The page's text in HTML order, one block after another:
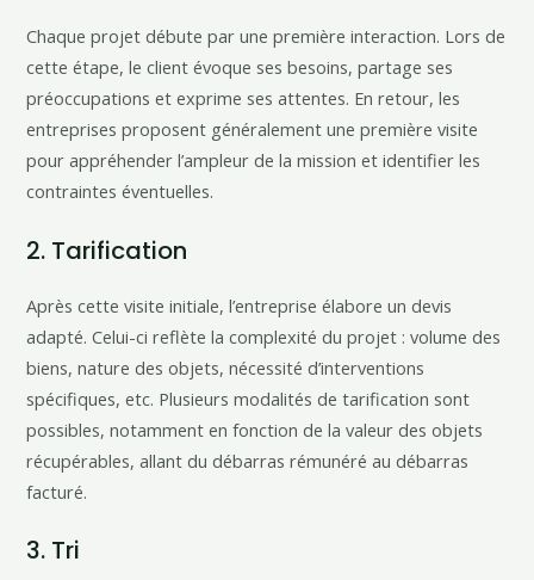
Chaque projet débute par une première interaction. Lors de
cette étape, le client évoque ses besoins, partage ses
préoccupations et exprime ses attentes. En retour, les
entreprises proposent généralement une première visite
pour appréhender l’ampleur de la mission et identifier les
contraintes éventuelles.
2. Tarification
Après cette visite initiale, l’entreprise élabore un devis
adapté. Celui-ci reflète la complexité du projet : volume des
biens, nature des objets, nécessité d’interventions
spécifiques, etc. Plusieurs modalités de tarification sont
possibles, notamment en fonction de la valeur des objets
récupérables, allant du débarras rémunéré au débarras
facturé.
3. Tri